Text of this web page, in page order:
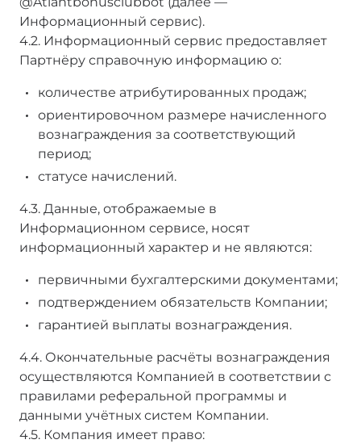
Информационный сервис).
4.2. Информационный сервис предоставляет
Партнёру справочную информацию о:
количестве атрибутированных продаж;
ориентировочном размере начисленного
вознаграждения за соответствующий
период;
статусе начислений.
4.3. Данные, отображаемые в
Информационном сервисе, носят
информационный характер и не являются:
первичными бухгалтерскими документами;
подтверждением обязательств Компании;
гарантией выплаты вознаграждения.
4.4. Окончательные расчёты вознаграждения
осуществляются Компанией в соответствии с
правилами реферальной программы и
данными учётных систем Компании.
4.5. Компания имеет право: